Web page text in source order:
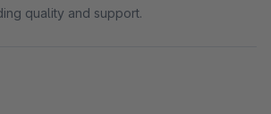
der Beschreibung
quality and support.